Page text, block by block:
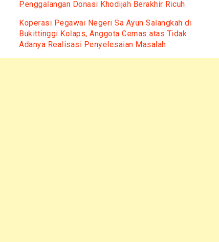
Penggalangan Donasi Khodijah Berakhir Ricuh
Koperasi Pegawai Negeri Sa Ayun Salangkah di
Bukittinggi Kolaps, Anggota Cemas atas Tidak
Adanya Realisasi Penyelesaian Masalah